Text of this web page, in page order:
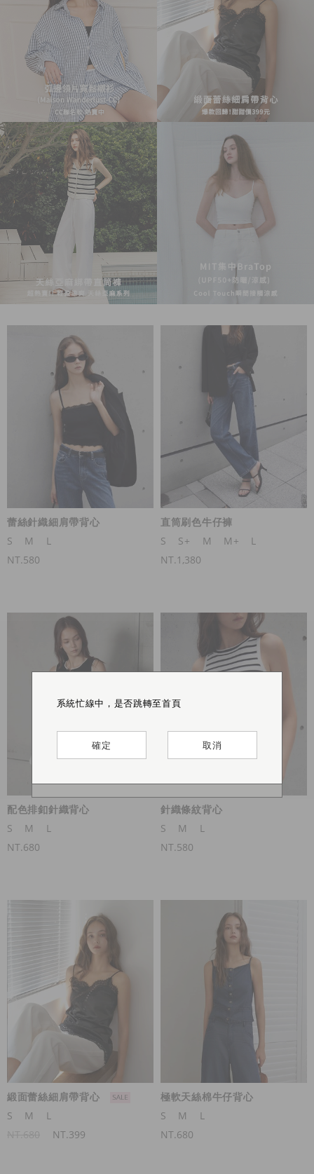
蕾絲針織細肩帶背心
S
M
L
NT.580
直筒刷色牛仔褲
S
S+ M M+
L
NT.1,380
配色排釦針織背心
S
M
L
NT.680
針織條紋背心
S
M
L
NT.580
緞面蕾絲細肩帶背心
S
M
L
NT.399
極軟天絲棉牛仔背心
S
M
L
NT.680
This product is sold out ♡ Thank you for
系統忙線中，是否跳轉至首頁
確定 取消
系統忙線中，是否跳轉至首頁
確定 取消
系統忙線中，是否跳轉至首頁
確定 取消